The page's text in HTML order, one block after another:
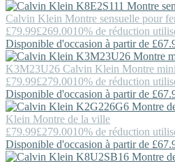
Calvin Klein Montre sensuelle pour
£79.99£269.0010% de réduction
Disponible d'occasion à partir de
K3M23U26 Calvin Klein Montre
£79.99£279.0010% de réduction
Disponible d'occasion à partir de
Klein Montre de la ville
£79.99£279.0010% de réduction
Disponible d'occasion à partir de